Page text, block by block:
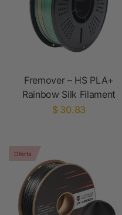
Fremover – HS PLA+
Rainbow Silk Filament
$ 30.83
Oferta